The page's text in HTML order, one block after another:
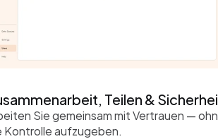
Teilen &
Sie gemeinsam mit Vertrauen —
Kontrolle aufzugeben.